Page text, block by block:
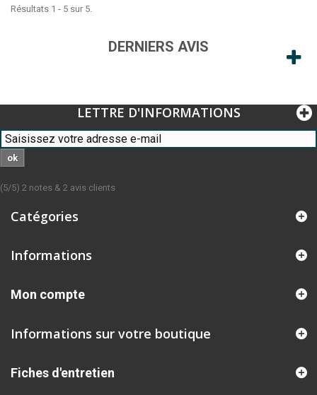
Résultats 1 - 5 sur 5.
DERNIERS AVIS
LETTRE D'INFORMATIONS
ok
(5/5) 2 notes & 2 avis clients
Catégories
Informations
Mon compte
Informations sur votre boutique
Fiches d'entretien